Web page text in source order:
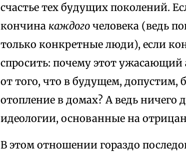
счастье тех будущих поколений.
кончина каждого человека (ведь
только конкретные люди), если
спросить: почему этот ужасающий
от того, что в будущем, допустим,
отопление в домах? А ведь
идеологии, основанные на
В этом отношении гораздо